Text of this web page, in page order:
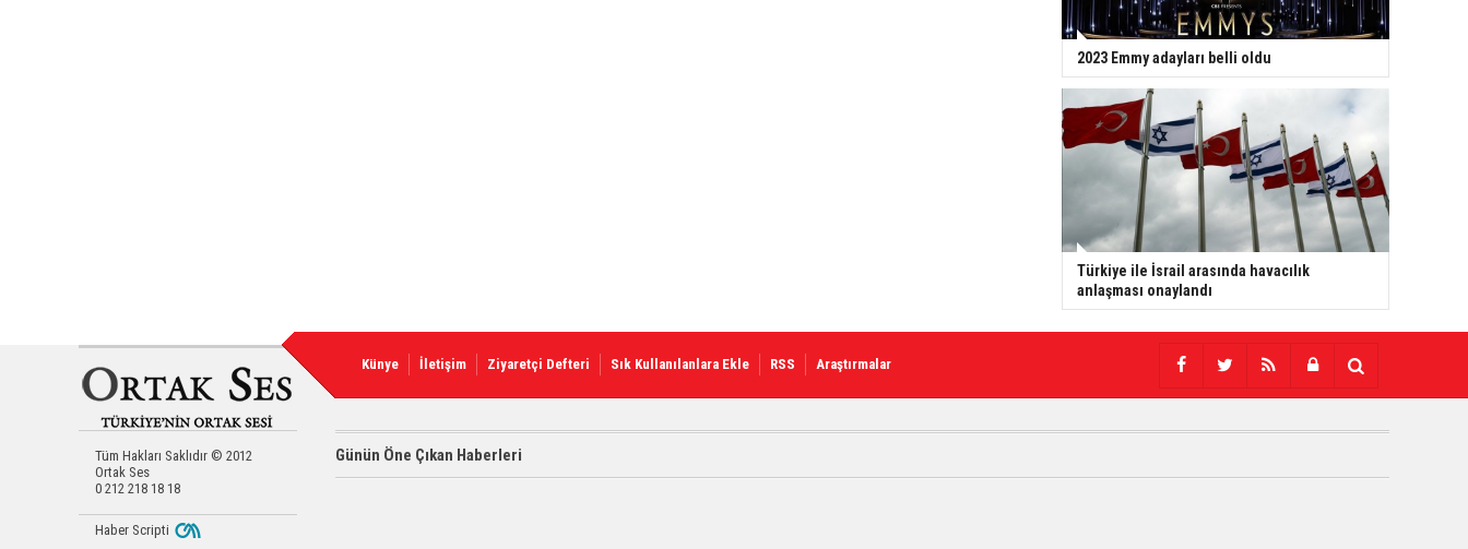
2023 Emmy adayları belli oldu
Türkiye ile İsrail arasında havacılık
anlaşması onaylandı
Künye İletişim Ziyaretçi Defteri Sık Kullanılanlara Ekle RSS Araştırmalar
Tüm Hakları Saklıdır © 2012
Ortak Ses
0 212 218 18 18
Günün Öne Çıkan Haberleri
Haber Scripti